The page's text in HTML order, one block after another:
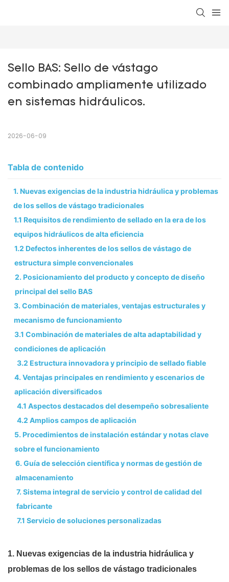
Sello BAS: Sello de vástago
combinado ampliamente utilizado
en sistemas hidráulicos.
2026-06-09
Tabla de contenido
1. Nuevas exigencias de la industria hidráulica y problemas
de los sellos de vástago tradicionales
1.1 Requisitos de rendimiento de sellado en la era de los
equipos hidráulicos de alta eficiencia
1.2 Defectos inherentes de los sellos de vástago de
estructura simple convencionales
2. Posicionamiento del producto y concepto de diseño
principal del sello BAS
3. Combinación de materiales, ventajas estructurales y
mecanismo de funcionamiento
3.1 Combinación de materiales de alta adaptabilidad y
condiciones de aplicación
3.2 Estructura innovadora y principio de sellado fiable
4. Ventajas principales en rendimiento y escenarios de
aplicación diversificados
4.1 Aspectos destacados del desempeño sobresaliente
4.2 Amplios campos de aplicación
5. Procedimientos de instalación estándar y notas clave
sobre el funcionamiento
6. Guía de selección científica y normas de gestión de
almacenamiento
7. Sistema integral de servicio y control de calidad del
fabricante
7.1 Servicio de soluciones personalizadas
1. Nuevas exigencias de la industria hidráulica y
problemas de los sellos de vástago tradicionales